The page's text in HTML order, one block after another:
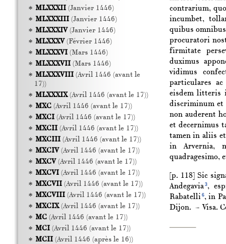
contrarium,
incumbet,
quibus
procuratori
firmitate
duximus
vidimus
particulares ac
eisdem litteris
discriminum et
non auderent
et decernimus
tamen in aliis
in Arvernia,
quadragesimo,
[p. 118]
Sic
Andegavia 3,
Rabatelli 6, in
Dijon. — Visa.
MLXXXII(Janvier 1446)
MLXXXIII(Janvier 1446)
MLXXXIV(Janvier 1446)
MLXXXV(Février 1446)
MLXXXVI(Mars 1446)
MLXXXVII(Mars 1446)
MLXXXVIII(Avril 1446 (avant le
17))
MLXXXIX(Avril 1446 (avant le 17))
MXC(Avril 1446 (avant le 17))
MXCI(Avril 1446 (avant le 17))
MXCII(Avril 1446 (avant le 17))
MXCIII(Avril 1446 (avant le 17))
MXCIV(Avril 1446 (avant le 17))
MXCV(Avril 1446 (avant le 17))
MXCVI(Avril 1446 (avant le 17))
MXCVII(Avril 1446 (avant le 17))
MXCVIII(Avril 1446 (avant le 17))
MXCIX(Avril 1446 (avant le 17))
MC(Avril 1446 (avant le 17))
MCI(Avril 1446 (avant le 17))
MCII(Avril 1446 (après le 16))